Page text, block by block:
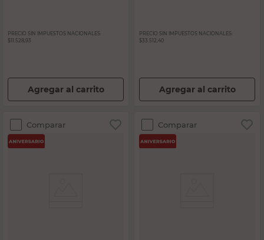
PRECIO SIN IMPUESTOS NACIONALES:
$11.528,93
Agregar al carrito
PRECIO SIN IMPUESTOS NACIONALES:
$33.512,40
Agregar al carrito
Comparar Comparar